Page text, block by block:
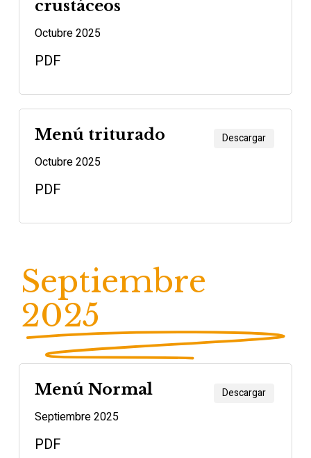
crustáceos
Octubre 2025
PDF
Menú triturado
Octubre 2025
PDF
Descargar
Septiembre
2025
Menú Normal
Septiembre 2025
PDF
Descargar